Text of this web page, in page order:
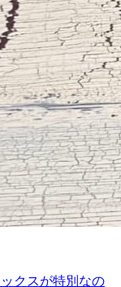
クスが特別なの